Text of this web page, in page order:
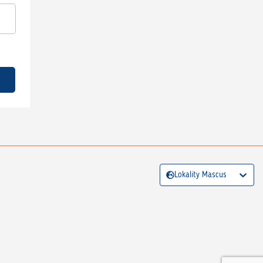
Lokality Mascus